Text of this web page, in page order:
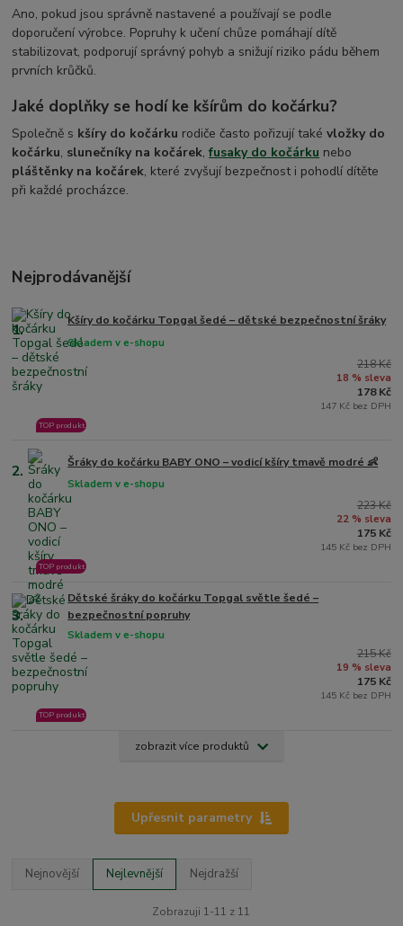
Ano, pokud jsou správně nastavené a používají se podle
doporučení výrobce. Popruhy k učení chůze pomáhají dítě
stabilizovat, podporují správný pohyb a snižují riziko pádu během
prvních krůčků.
Jaké doplňky se hodí ke kšírům do kočárku?
Společně s kšíry do kočárku rodiče často pořizují takévložky do
kočárku, slunečníky na kočárek,fusaky do kočárku nebo
pláštěnky na kočárek, které zvyšují bezpečnost i pohodlí dítěte
při každé procházce.
Nejprodávanější
1. Kšíry do kočárku Topgal šedé – dětské bezpečnostní šráky
Skladem v e-shopu
TOP produkt
218 Kč
18 % sleva
178 Kč
147 Kč bez DPH
2. Šráky do kočárku BABY ONO – vodicí kšíry tmavě modré 👶
Skladem v e-shopu
TOP produkt
223 Kč
22 % sleva
175 Kč
145 Kč bez DPH
3.
Dětské šráky do kočárku Topgal světle šedé –
bezpečnostní popruhy
Skladem v e-shopu
TOP produkt
215 Kč
19 % sleva
175 Kč
145 Kč bez DPH
zobrazit více produktů
Upřesnit parametry
Nejnovější Nejlevnější Nejdražší
Zobrazuji 1-11 z 11